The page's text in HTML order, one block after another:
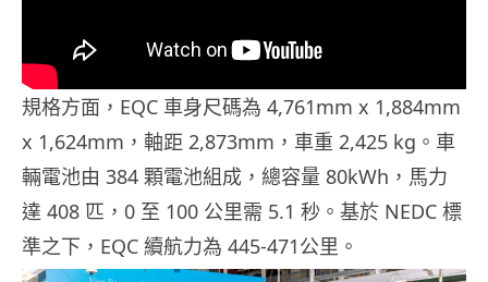
規格方面，EQC 車身尺碼為 4,761mm x 1,884mm
x 1,624mm，軸距 2,873mm，車重 2,425 kg。車
輛電池由 384 顆電池組成，總容量 80kWh，馬力
達 408 匹，0 至 100 公里需 5.1 秒。基於 NEDC 標
準之下，EQC 續航力為 445-471公里。